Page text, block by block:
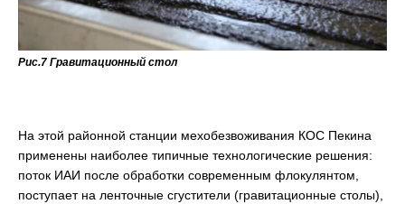
Рис.7 Гравитационный стол
На этой районной станции мехобезвоживания КОС Пекина
применены наиболее типичные технологические решения:
поток ИАИ после обработки современным флокулянтом,
поступает на ленточные сгустители (гравитационные столы),